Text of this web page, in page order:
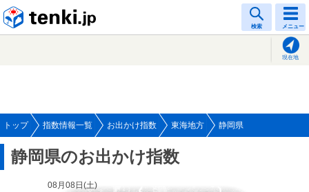
検索 メニュー
現在地
トップ 指数情報一覧 お出かけ指数 東海地方 静岡県
静岡県のお出かけ指数
08月08日(土)